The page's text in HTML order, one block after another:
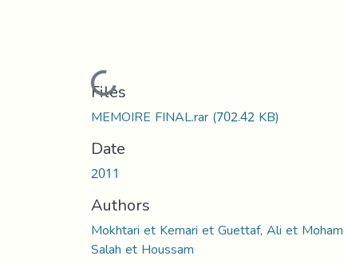
Loading...
Files
MEMOIRE FINAL.rar(702.42 KB)
Date
2011
Authors
Mokhtari et Kemari et Guettaf, Ali et
Salah et Houssam